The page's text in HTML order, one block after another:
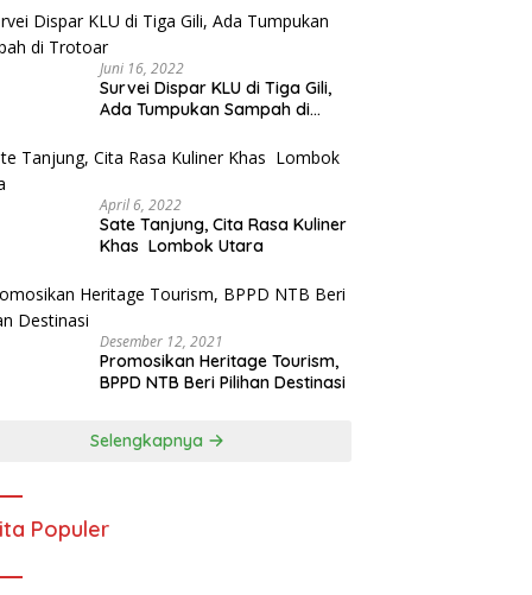
Juni 16, 2022
Survei Dispar KLU di Tiga Gili,
Ada Tumpukan Sampah di
April 6, 2022
Sate Tanjung, Cita Rasa Kuliner
Khas Lombok Utara
Desember 12, 2021
Promosikan Heritage Tourism,
BPPD NTB Beri Pilihan Destinasi
Selengkapnya
Populer